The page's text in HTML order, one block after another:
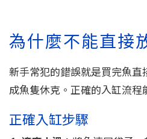
為什麼不能直接
新手常犯的錯誤就是買完魚
成魚隻休克。正確的入缸流程
正確入缸步驟